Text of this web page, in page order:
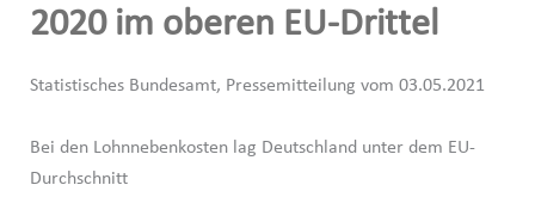
2020 im oberen EU-Drittel
Statistisches Bundesamt, Pressemitteilung vom 03.05.2021
Bei den Lohnnebenkosten lag Deutschland unter dem EU-
Durchschnitt